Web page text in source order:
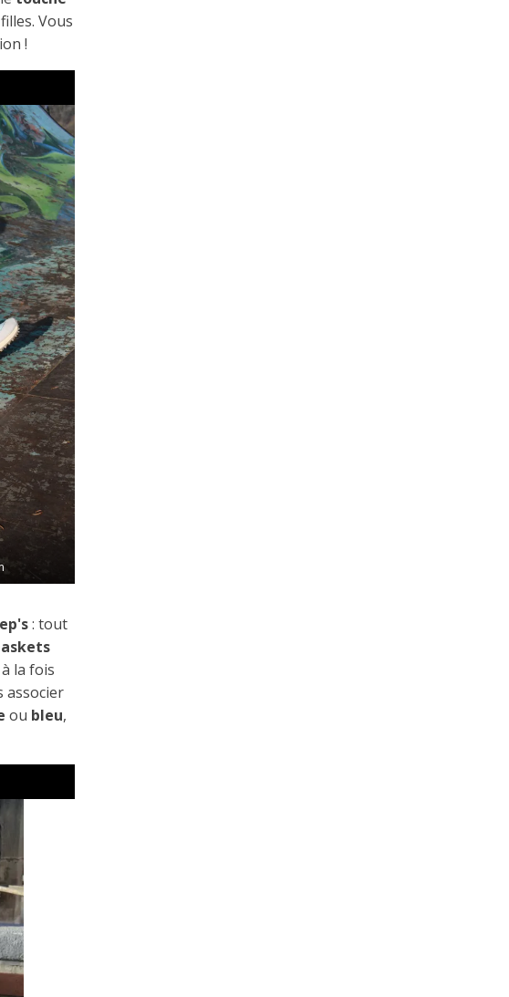
Vous
!
: tout
à la fois
associer
ou bleu,